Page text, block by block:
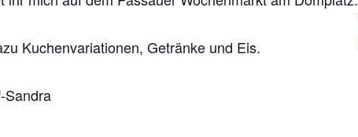
Kuchenvariationen, Getränke und Eis.
Sandra